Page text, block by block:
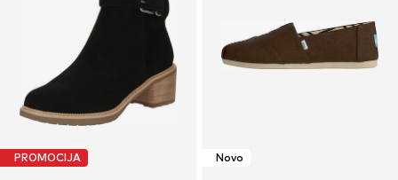
PROMOCIJA Novo